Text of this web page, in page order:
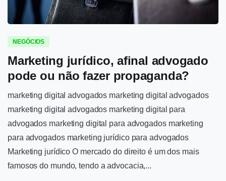
-
NEGÓCIOS
Marketing jurídico, afinal advogado
pode ou não fazer propaganda?
marketing digital advogados marketing digital advogados
marketing digital advogados marketing digital para
advogados marketing digital para advogados marketing
para advogados marketing jurídico para advogados
Marketing jurídico O mercado do direito é um dos mais
famosos do mundo, tendo a advocacia,...